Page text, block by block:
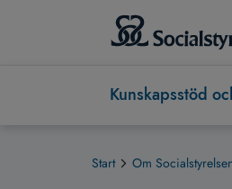
Kunskapsstöd
Start Om